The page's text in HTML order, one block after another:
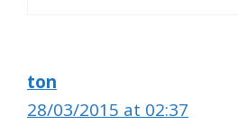
ton
28/03/2015 at 02:37